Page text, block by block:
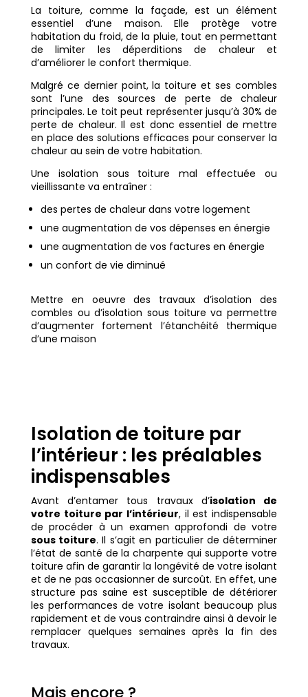
La toiture, comme la façade, est un élément
essentiel d’une maison. Elle protège votre
habitation du froid, de la pluie, tout en permettant
de limiter les déperditions de chaleur et
d’améliorer le confort thermique.
Malgré ce dernier point, la toiture et ses combles
sont l’une des sources de perte de chaleur
principales. Le toit peut représenter jusqu’à 30% de
perte de chaleur. Il est donc essentiel de mettre
en place des solutions efficaces pour conserver la
chaleur au sein de votre habitation.
Une isolation sous toiture mal effectuée ou
vieillissante va entraîner :
des pertes de chaleur dans votre logement
une augmentation de vos dépenses en énergie
une augmentation de vos factures en énergie
un confort de vie diminué
Mettre en oeuvre des travaux d’isolation des
combles ou d’isolation sous toiture va permettre
d’augmenter fortement l’étanchéité thermique
d’une maison
Isolation de toiture par
l’intérieur : les préalables
indispensables
Avant d’entamer tous travaux d’isolation de
votre toiture par l’intérieur, il est indispensable
de procéder à un examen approfondi de votre
sous toiture. Il s’agit en particulier de déterminer
l’état de santé de la charpente qui supporte votre
toiture afin de garantir la longévité de votre isolant
et de ne pas occasionner de surcoût. En effet, une
structure pas saine est susceptible de détériorer
les performances de votre isolant beaucoup plus
rapidement et de vous contraindre ainsi à devoir le
remplacer quelques semaines après la fin des
travaux.